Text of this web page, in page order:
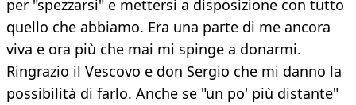
per "spezzarsi" e mettersi a disposizione con tutto
quello che abbiamo. Era una parte di me ancora
viva e ora più che mai mi spinge a donarmi.
Ringrazio il Vescovo e don Sergio che mi danno la
possibilità di farlo. Anche se "un po' più distante"